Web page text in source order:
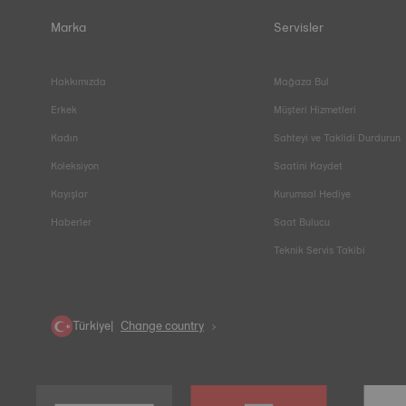
Marka
Hakkımızda
Erkek
Kadın
Koleksiyon
Kayışlar
Haberler
Servisler
Mağaza Bul
Müşteri Hizmetleri
Sahteyi ve Taklidi Durdurun
Saatini Kaydet
Kurumsal Hediye
Saat Bulucu
Teknik Servis Takibi
Türkiye Change country